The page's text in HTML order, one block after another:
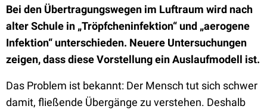
Bei den Übertragungswegen im Luftraum wird nach
alter Schule in „Tröpfcheninfektion“ und „aerogene
Infektion“ unterschieden. Neuere Untersuchungen
zeigen, dass diese Vorstellung ein Auslaufmodell ist.
Das Problem ist bekannt: Der Mensch tut sich schwer
damit, fließende Übergänge zu verstehen. Deshalb